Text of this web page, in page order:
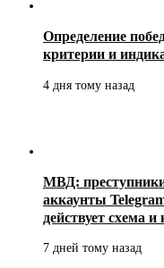
Определение
критерии и
4 дня тому назад
МВД:
аккаунты
действует схема
7 дней тому назад